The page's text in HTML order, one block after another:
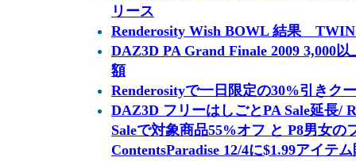
リース
Renderosity Wish BOWL 結果
DAZ3D PA Grand Finale 2009 3,000
額
Renderosityで一日限定の30%引きク
DAZ3D フリーはしごとPA Sale延長/
Saleで対象商品55%オフ と P8男女の
ContentsParadise 12/4に$1.99アイテ